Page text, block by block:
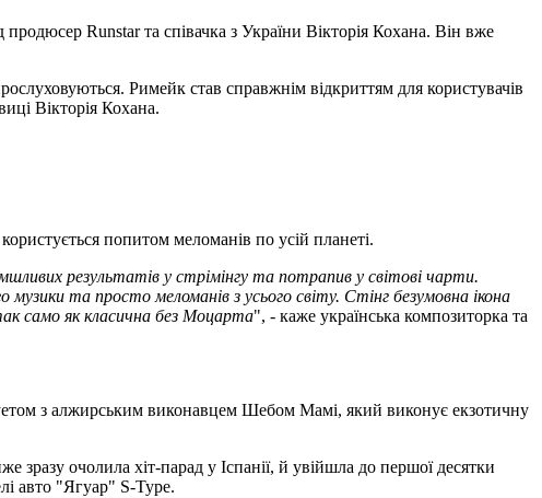
Runstar та співачка з України Вікторія Кохана. Він вже
Римейк став справжнім відкриттям для користувачів
Вікторія Кохана.
попитом меломанів по усій планеті.
результатів у стрімінгу та потрапив у світові чарти.
та просто меломанів з усього світу. Стінг безумовна ікона
само як класична без Моцарта", - каже українська композиторка та
з алжирським виконавцем Шебом Мамі, який виконує екзотичну
очолила хіт-парад у Іспанії, й увійшла до першої десятки
авто "Ягуар" S-Type.